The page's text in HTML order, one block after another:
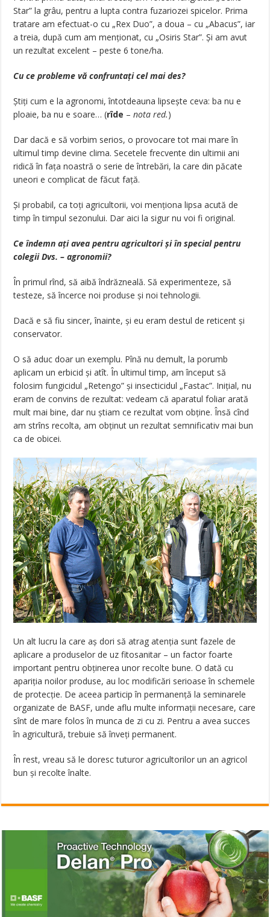
Star” la grâu, pentru a lupta contra fuzariozei spicelor. Prima
tratare am efectuat-o cu „Rex Duo”, a doua – cu „Abacus”, iar
a treia, după cum am menționat, cu „Osiris Star”. Și am avut
un rezultat excelent – peste 6 tone/ha.
Cu ce probleme vă confruntați cel mai des?
Știți cum e la agronomi, întotdeauna lipsește ceva: ba nu e
ploaie, ba nu e soare… (rîde –nota red.)
Dar dacă e să vorbim serios, o provocare tot mai mare în
ultimul timp devine clima. Secetele frecvente din ultimii ani
ridică în fața noastră o serie de întrebări, la care din păcate
uneori e complicat de făcut față.
Și probabil, ca toți agricultorii, voi menționa lipsa acută de
timp în timpul sezonului. Dar aici la sigur nu voi fi original.
Ce îndemn ați avea pentru agricultori și în special pentru
colegii Dvs. – agronomii?
În primul rînd, să aibă îndrăzneală. Să experimenteze, să
testeze, să încerce noi produse și noi tehnologii.
Dacă e să fiu sincer, înainte, și eu eram destul de reticent și
conservator.
O să aduc doar un exemplu. Pînă nu demult, la porumb
aplicam un erbicid și atît. În ultimul timp, am început să
folosim fungicidul „Retengo” și insecticidul „Fastac”. Inițial, nu
eram de convins de rezultat: vedeam că aparatul foliar arată
mult mai bine, dar nu știam ce rezultat vom obține. Însă cînd
am strîns recolta, am obținut un rezultat semnificativ mai bun
ca de obicei.
Un alt lucru la care aș dori să atrag atenția sunt fazele de
aplicare a produselor de uz fitosanitar – un factor foarte
important pentru obținerea unor recolte bune. O dată cu
apariția noilor produse, au loc modificări serioase în schemele
de protecție. De aceea particip în permanență la seminarele
organizate de BASF, unde aflu multe informații necesare, care
sînt de mare folos în munca de zi cu zi. Pentru a avea succes
în agricultură, trebuie să înveți permanent.
În rest, vreau să le doresc tuturor agricultorilor un an agricol
bun și recolte înalte.